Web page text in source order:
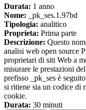
Durata: 1 anno
Nome: _pk_ses.1.97bd
Tipologia: analitico
Proprieta: Prima parte
Descrizione: Questo
analisi web open source
proprietari di siti Web a
misurare le prestazioni
prefisso _pk_ses è
si ritiene sia un codice di
cookie.
Durata: 30 minuti